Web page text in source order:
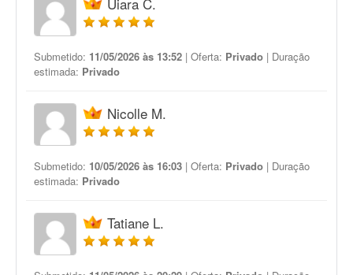
Submetido: 11/05/2026 às 13:52 | Oferta: Privado | Duração
estimada: Privado
Nicolle M.
Submetido: 10/05/2026 às 16:03 | Oferta: Privado | Duração
estimada: Privado
Tatiane L.